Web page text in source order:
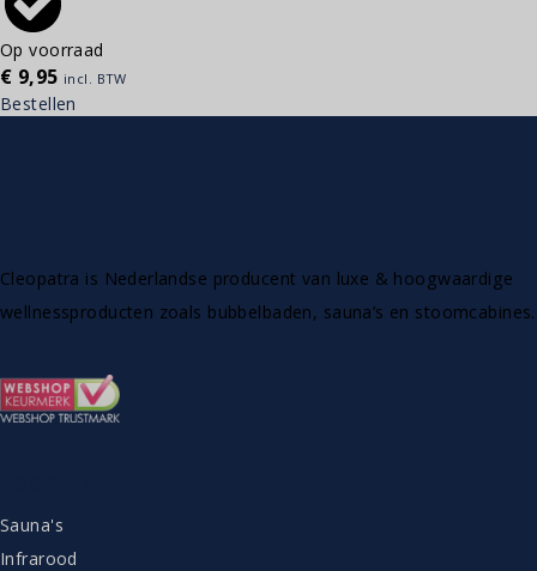
Op voorraad
€ 9,95 incl. BTW
Bestellen
Cleopatra is Nederlandse producent van luxe & hoogwaardige
wellnessproducten zoals bubbelbaden, sauna’s en stoomcabines.
Sauna's
Infrarood